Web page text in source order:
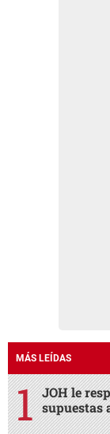
MÁS LEÍDAS
JOH le
supuestas